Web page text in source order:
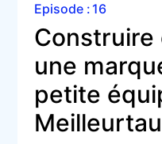
Episode : 16
une
petite